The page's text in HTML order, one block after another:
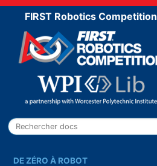
FIRST Robotics Competition
DE ZÉRO À ROBOT